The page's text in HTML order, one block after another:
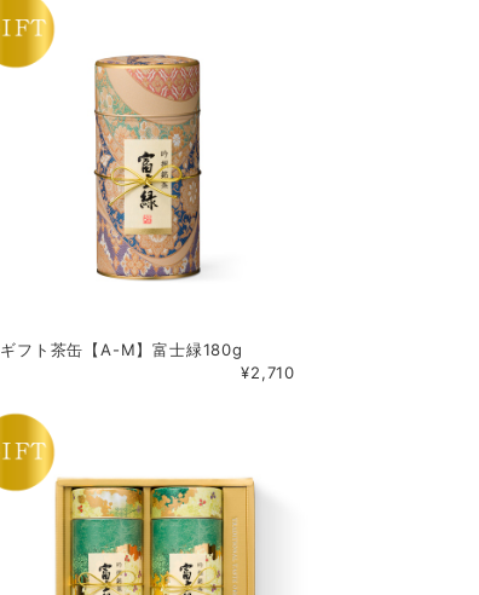
ギフト茶缶【A-M】富士緑180g
¥2,710